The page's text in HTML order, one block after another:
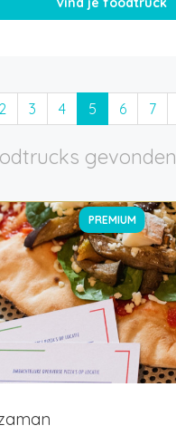
2 3 4 5 6 7
gevonden
PREMIUM